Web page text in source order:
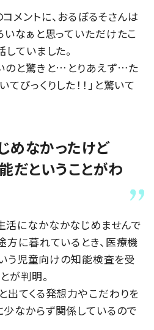
メントに、おるぼるそさんは
いなぁと思っていただけたこ
していました。
のと驚きと…とりあえず…た
びっくりした！！」と驚いて
めなかったけど
だということがわ
になかなかなじめませんで
方に暮れているとき、医療機
いう児童向けの知能検査を受
が判明。
出てくる発想力やこだわりを
なからず関係しているので